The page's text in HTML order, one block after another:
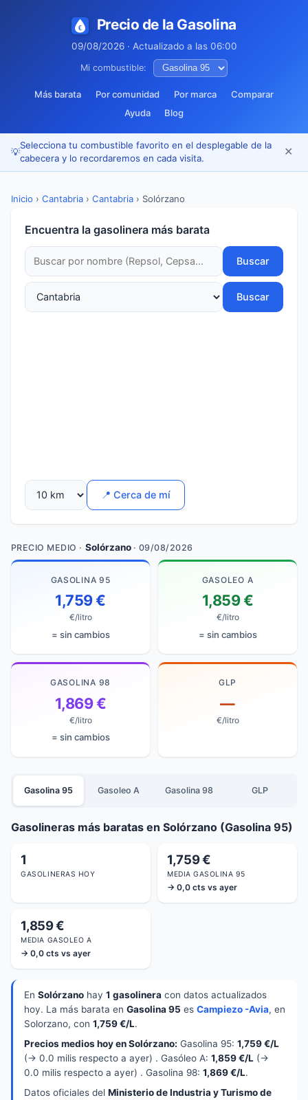
Precio de la Gasolina
09/08/2026 · Actualizado a las 06:00
Mi combustible:
Más barata Por comunidad Por marca
Comparar
Ayuda
Blog
💡
Selecciona tu combustible favorito en el desplegable de la
cabecera y lo recordaremos en cada visita.
✕
Inicio › Cantabria › Cantabria › Solórzano
Encuentra la gasolinera más barata
Buscar
Buscar
📍 Cerca de mí
PRECIO MEDIO · Solórzano· 09/08/2026
GASOLINA 95
1,759 €
€/litro
= sin cambios
GASOLEO A
1,859 €
€/litro
= sin cambios
GASOLINA 98
1,869 €
€/litro
= sin cambios
GLP
—
€/litro
Gasolina 95 Gasoleo A Gasolina 98 GLP
Gasolineras más baratas en Solórzano (Gasolina 95)
1
GASOLINERAS HOY
1,759 €
MEDIA GASOLINA 95
→ 0,0 cts vs ayer
1,859 €
MEDIA GASOLEO A
→ 0,0 cts vs ayer
En Solórzano hay 1 gasolinera con datos actualizados
hoy. La más barata en Gasolina 95 es Campiezo -Avia, en
Solorzano, con 1,759 €/L.
Precios medios hoy en Solórzano: Gasolina 95: 1,759 €/L
(→ 0.0 milis respecto a ayer) . Gasóleo A: 1,859 €/L (→
0.0 milis respecto a ayer) . Gasolina 98: 1,869 €/L.
Datos oficiales del Ministerio de Industria y Turismo de